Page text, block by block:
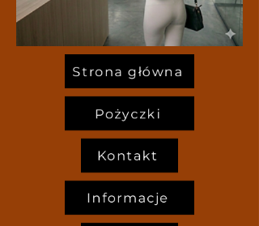
Strona główna
Pożyczki
Kontakt
Informacje